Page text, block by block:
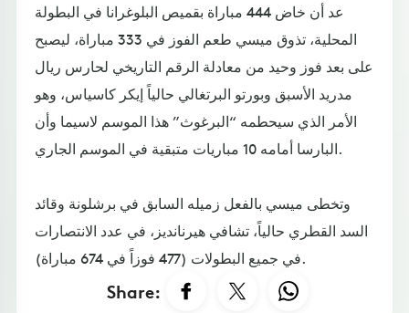
عد أن خاض 444 مباراة بقميص البلوغرانا في البطولة
المحلية، تذوق ميسي طعم الفوز في 333 مباراة، ليصبح
على بعد فوز وحيد من معادلة الرقم التاريخي لحارس ريال
مدريد الأسبق وبورتو البرتغالي حالياً إيكر كاسياس، وهو
الأمر الذي سيحطمه “البرغوث” هذا الموسم لاسيما وأن
البارسا أمامه 10 مباريات متبقية في الموسم الجاري.
وتخطى ميسي بالفعل زميله السابق في برشلونة وقائد
السد القطري حالياً، تشافي هيرنانديز، في عدد الانتصارات
في جميع البطولات (477 فوزاً في 674 مباراة).
Share: